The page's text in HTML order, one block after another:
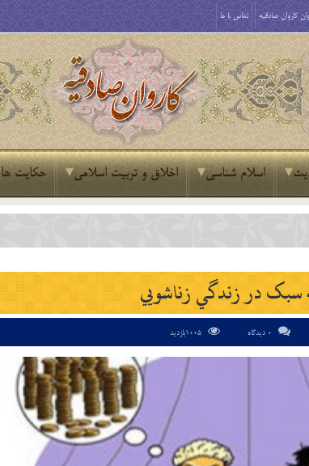
کاروان صادقیه تماس با ما
اسلام شناسی اخلاق و تربیت اسلامی حکایت ها
سبک در زندگي زناشويي
0 دیدگاه